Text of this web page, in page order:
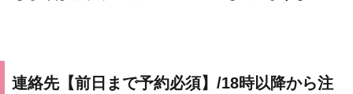
連絡先【前日まで予約必須】/18時以降から注